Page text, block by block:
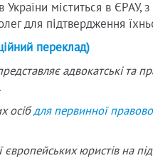
міститься в ЄРАУ, з
для підтвердження
переклад)
адвокатські та
осібдля первинної
європейських юристів на